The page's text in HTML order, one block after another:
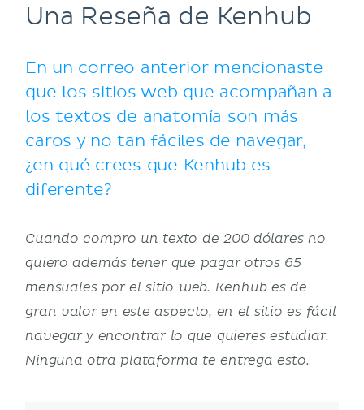
Una Reseña de Kenhub
En un correo anterior mencionaste
que los sitios web que acompañan a
los textos de anatomía son más
caros y no tan fáciles de navegar,
¿en qué crees que Kenhub es
diferente?
Cuando compro un texto de 200 dólares no
quiero además tener que pagar otros 65
mensuales por el sitio web. Kenhub es de
gran valor en este aspecto, en el sitio es fácil
navegar y encontrar lo que quieres estudiar.
Ninguna otra plataforma te entrega esto.